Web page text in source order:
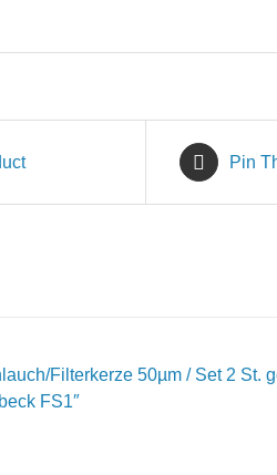
Pin
Filterkerze 50µm / Set 2 St.
FS1″